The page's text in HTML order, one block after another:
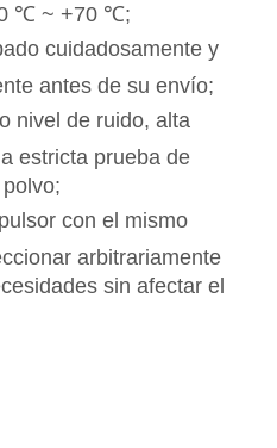
℃ ~ +70 ℃;
cuidadosamente y
antes de su envío;
nivel de ruido, alta
estricta prueba de
con el mismo
arbitrariamente
sin afectar el